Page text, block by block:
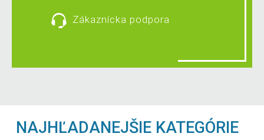
Zákaznícka podpora
NAJHĽADANEJŠIE KATEGÓRIE